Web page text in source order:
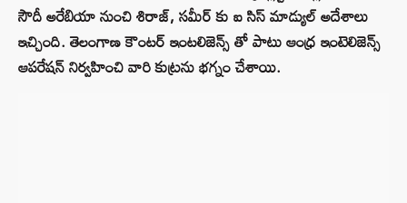
సౌదీ అరేబియా నుంచి శిరాజ్, సమీర్ కు ఐ సిస్ మాడ్యుల్ అదేశాలు
ఇచ్చింది. తెలంగాణ కౌంటర్ ఇంటలిజెన్స్ తో పాటు ఆంధ్ర ఇంటెలిజెన్స్
ఆపరేషన్ నిర్వహించి వారి కుట్రను భగ్నం చేశాయి.